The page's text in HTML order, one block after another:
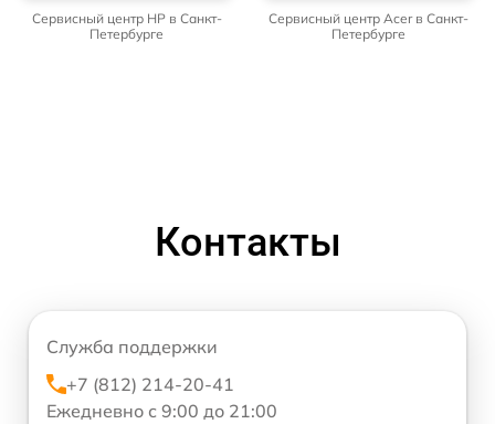
Сервисный центр HP в Санкт-
Петербурге
Сервисный центр Acer в Санкт-
Петербурге
Контакты
Служба поддержки
+7 (812) 214-20-41
Ежедневно с 9:00 до 21:00